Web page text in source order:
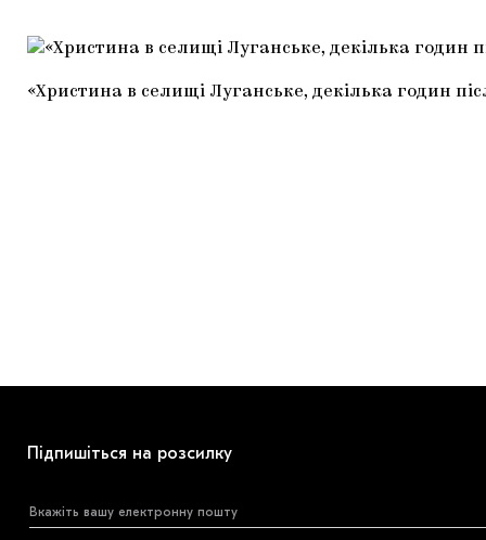
«Христина в селищі Луганське, декілька годин
Підпишіться на розсилку